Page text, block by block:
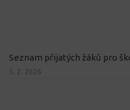
Seznam přijatých žáků pro
5. 2. 2026